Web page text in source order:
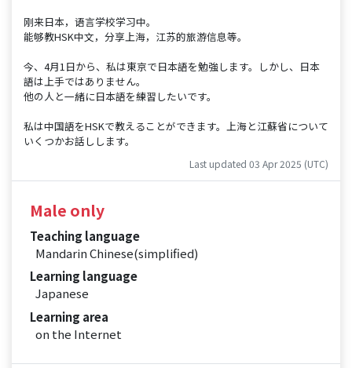
刚来日本，语言学校学习中。
能够教HSK中文，分享上海，江苏的旅游信息等。
今、4月1日から、私は東京で日本語を勉強します。しかし、日本
語は上手ではありません。
他の人と一緒に日本語を練習したいです。
私は中国語をHSKで教えることができます。上海と江蘇省について
いくつかお話しします。
Last updated 03 Apr 2025 (UTC)
Male only
Teaching language
Mandarin Chinese(simplified)
Learning language
Japanese
Learning area
on the Internet